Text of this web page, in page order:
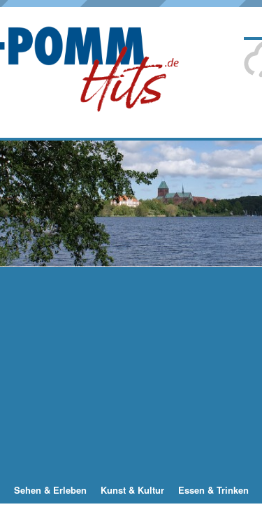
Sehen & Erleben Kunst & Kultur Essen & Trinken